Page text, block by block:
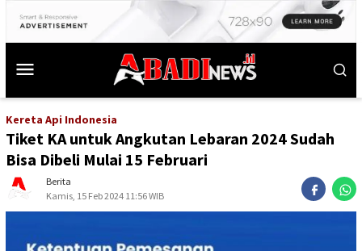
Kereta Api Indonesia
Tiket KA untuk Angkutan Lebaran 2024 Sudah
Bisa Dibeli Mulai 15 Februari
Berita
Kamis, 15 Feb 2024 11:56 WIB